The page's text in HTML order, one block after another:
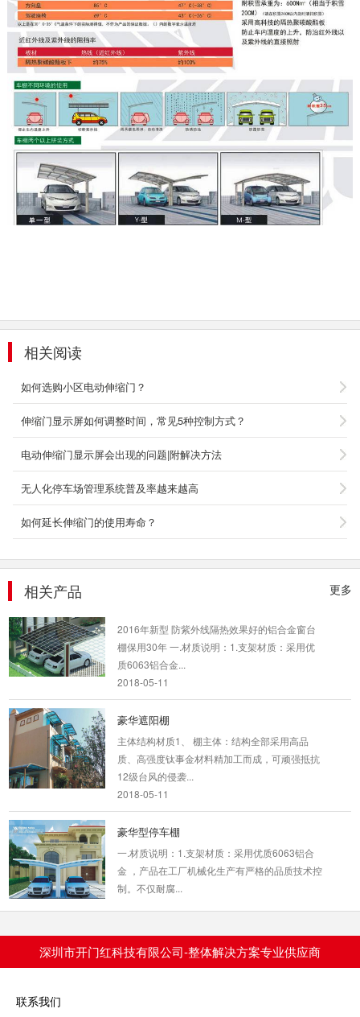
相关阅读
如何选购小区电动伸缩门？
伸缩门显示屏如何调整时间，常见5种控制方式？
电动伸缩门显示屏会出现的问题|附解决方法
无人化停车场管理系统普及率越来越高
如何延长伸缩门的使用寿命？
更多
相关产品
质、高强度钛事金材料精加工而成，可顽强抵抗
12级台风的侵袭...
2018-05-11
双排电动车停车棚
2016年新型 防紫外线隔热效果好的铝合金窗台
质6063铝合金...
2018-05-11
双立柱停车棚
质6063铝合金...
2018-05-11
豪华遮阳棚
质、高强度钛事金材料精加工而成，可顽强抵抗
12级台风的侵袭...
2018-05-11
豪华型停车棚
金 ，产品在工厂机械化生产有严格的品质技术控
制。不仅耐腐...
2018-05-11
豪华型合抱式停车棚
棚保用30年 一.材质说明：1.支架材质：采用优
质6063铝合金...
深圳市开门红科技有限公司-整体解决方案专业供应商
联系我们